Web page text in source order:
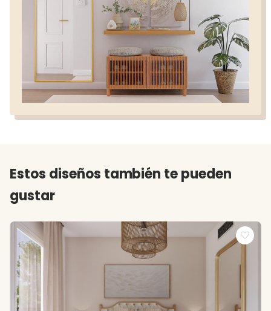
Estos diseños también te pueden
gustar